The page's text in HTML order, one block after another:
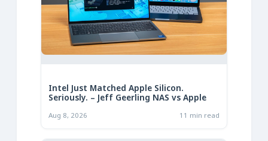
Intel Just Matched Apple Silicon.
Seriously. – Jeff Geerling NAS vs Apple
Aug 8, 2026 11 min read